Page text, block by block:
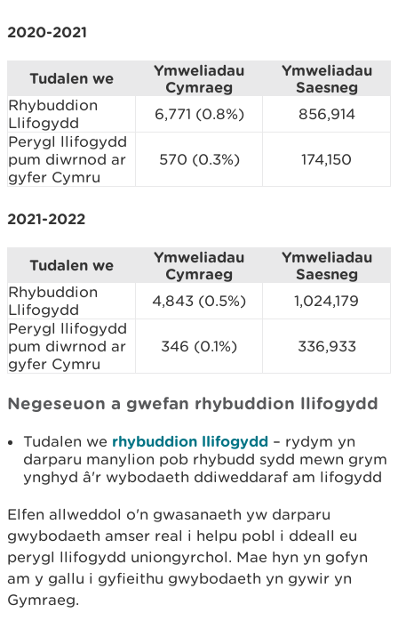
2020-2021
Tudalen we
Ymweliadau
Cymraeg
Ymweliadau
Saesneg
Rhybuddion
Llifogydd
6,771 (0.8%)
856,914
Perygl llifogydd
pum diwrnod ar
gyfer Cymru
570 (0.3%) 174,150
2021-2022
Tudalen we
Ymweliadau
Cymraeg
Ymweliadau
Saesneg
Rhybuddion
Llifogydd
4,843 (0.5%)
1,024,179
Perygl llifogydd
pum diwrnod ar
gyfer Cymru
346 (0.1%) 336,933
Negeseuon a gwefan rhybuddion llifogydd
Tudalen we rhybuddion llifogydd – rydym yn
darparu manylion pob rhybudd sydd mewn grym
ynghyd â'r wybodaeth ddiweddaraf am lifogydd
Elfen allweddol o'n gwasanaeth yw darparu
gwybodaeth amser real i helpu pobl i ddeall eu
perygl llifogydd uniongyrchol. Mae hyn yn gofyn
am y gallu i gyfieithu gwybodaeth yn gywir yn
Gymraeg.